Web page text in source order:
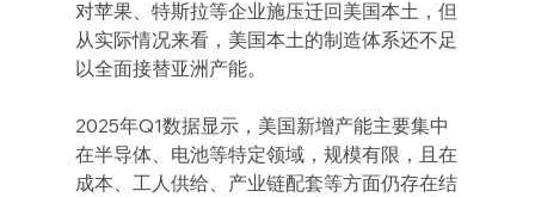
对苹果、特斯拉等企业施压迁回美国本土，但
从实际情况来看，美国本土的制造体系还不足
以全面接替亚洲产能。
2025年Q1数据显示，美国新增产能主要集中
在半导体、电池等特定领域，规模有限，且在
成本、工人供给、产业链配套等方面仍存在结